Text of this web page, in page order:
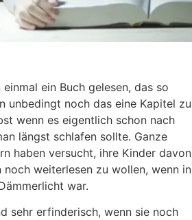
ein Buch gelesen, das so
unbedingt noch das eine Kapitel zu
wenn es eigentlich schon nach
längst schlafen sollte. Ganze
haben versucht, ihre Kinder davon
noch weiterlesen zu wollen, wenn in
war.
sehr erfinderisch, wenn sie noch